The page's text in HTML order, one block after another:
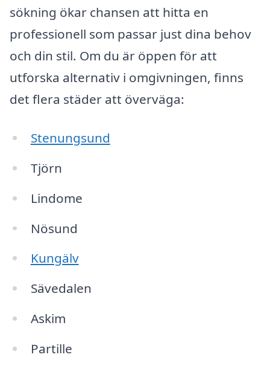
sökning ökar chansen att hitta en
professionell som passar just dina behov
och din stil. Om du är öppen för att
utforska alternativ i omgivningen, finns
det flera städer att överväga:
Stenungsund
Tjörn
Lindome
Nösund
Kungälv
Sävedalen
Askim
Partille